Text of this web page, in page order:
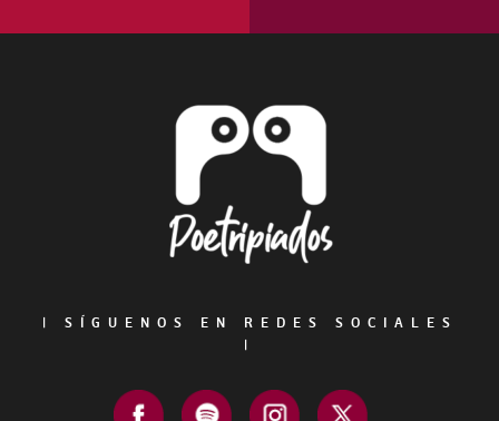
|
SÍGUENOS EN REDES SOCIALES
|